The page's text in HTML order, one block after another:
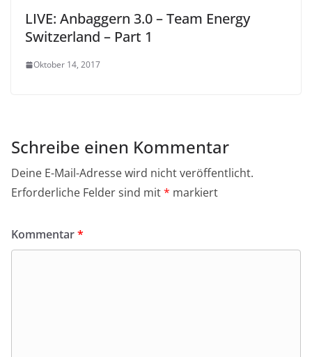
LIVE: Anbaggern 3.0 – Team Energy
Switzerland – Part 1
Oktober 14, 2017
Schreibe einen Kommentar
Deine E-Mail-Adresse wird nicht veröffentlicht.
Erforderliche Felder sind mit* markiert
Kommentar*